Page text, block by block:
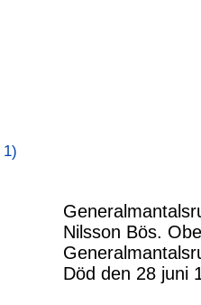
1)
Nilsson Bös.
Död den 28 juni